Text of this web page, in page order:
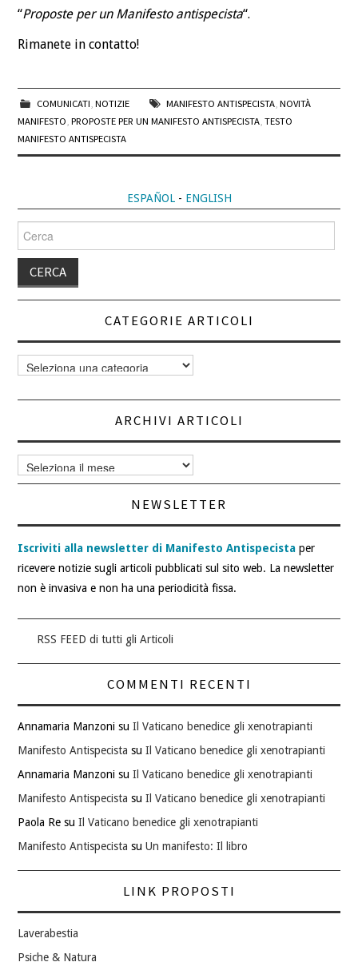
“Proposte per un Manifesto antispecista“.
Rimanete in contatto!
COMUNICATI NOTIZIE MANIFESTO ANTISPECISTA, NOVITÀ
MANIFESTO ,PROPOSTE PER UN MANIFESTO ANTISPECISTA ,TESTO
MANIFESTO ANTISPECISTA
ESPAÑOL- ENGLISH
per:
CATEGORIE ARTICOLI
Categorie
articoli
ARCHIVI ARTICOLI
Archivi
articoli
NEWSLETTER
Iscriviti alla newsletter di Manifesto Antispecista per
ricevere notizie sugli articoli pubblicati sul sito web. La newsletter
non è invasiva e non ha una periodicità fissa.
RSS FEED di tutti gli Articoli
COMMENTI RECENTI
Annamaria Manzoni suIl Vaticano benedice gli xenotrapianti
Manifesto Antispecista suIl Vaticano benedice gli xenotrapianti
Annamaria Manzoni suIl Vaticano benedice gli xenotrapianti
Manifesto Antispecista suIl Vaticano benedice gli xenotrapianti
Paola Re suIl Vaticano benedice gli xenotrapianti
Manifesto Antispecista suUn manifesto: Il libro
LINK PROPOSTI
Laverabestia
Psiche & Natura